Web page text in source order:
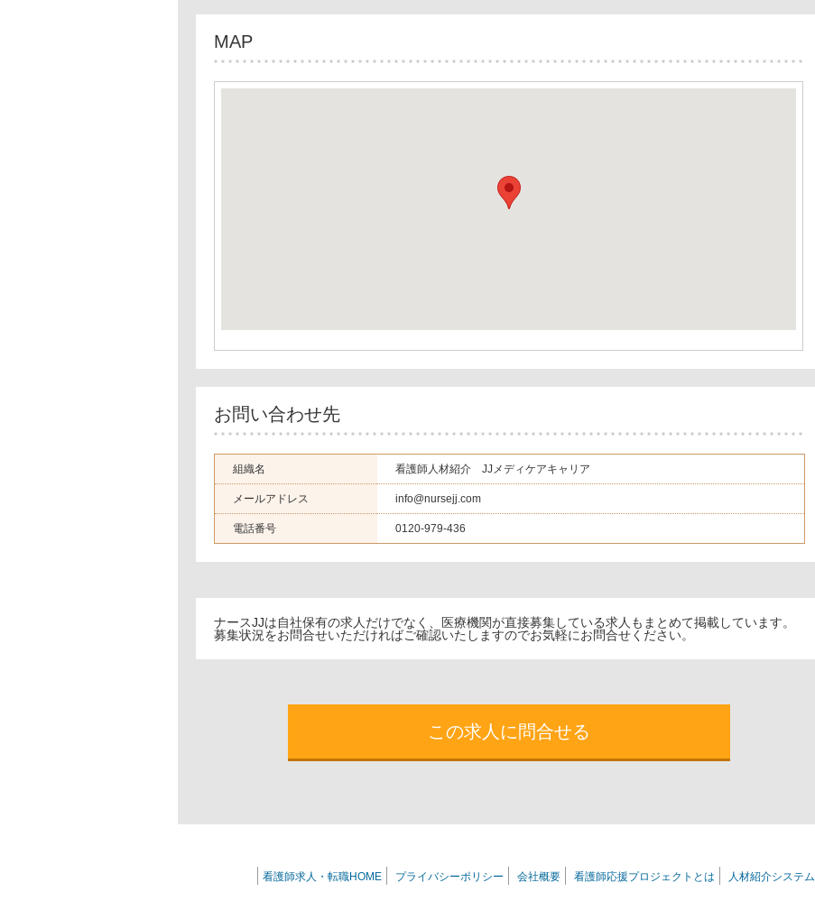
MAP
お問い合わせ先
組織名 看護師人材紹介 JJメディケアキャリア
メールアドレス info@nursejj.com
電話番号 0120-979-436
ナースJJは自社保有の求人だけでなく、医療機関が直接募集している求人もまとめて掲載しています。
募集状況をお問合せいただければご確認いたしますのでお気軽にお問合せください。
この求人に問合せる
看護師求人・転職HOME プライバシーポリシー 会社概要 看護師応援プロジェクトとは 人材紹介システム